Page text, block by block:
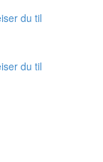
du til
du til